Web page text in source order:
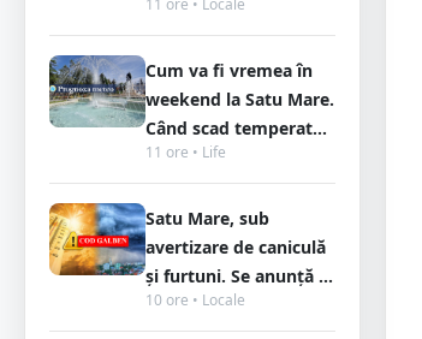
11 ore • Locale
Cum va fi vremea în
weekend la Satu Mare.
Când scad temperat...
11 ore • Life
Satu Mare, sub
avertizare de caniculă
și furtuni. Se anunță ...
10 ore • Locale